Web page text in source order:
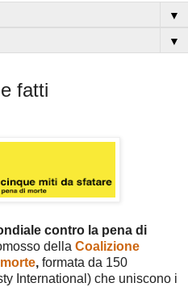
▼
▼
fatti
contro la pena di
della Coalizione
, formata da 150
International) che uniscono i